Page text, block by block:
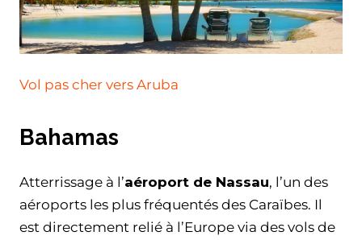
Vol pas cher vers Aruba
Bahamas
Atterrissage à l’aéroport de Nassau, l’un des
aéroports les plus fréquentés des Caraïbes. Il
est directement relié à l’Europe via des vols de